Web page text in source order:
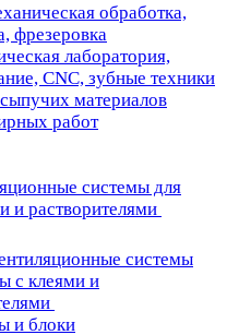
обработка,
фрезеровка
лаборатория,
CNC, зубные техники
материалов
работ
системы для
и растворителями
системы
с клеями и
и блоки